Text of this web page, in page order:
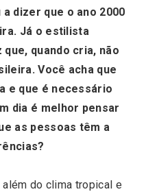
dizer que o ano 2000
Já o estilista
quando cria, não
Você acha que
e que é necessário
dia é melhor pensar
as pessoas têm a
do clima tropical e